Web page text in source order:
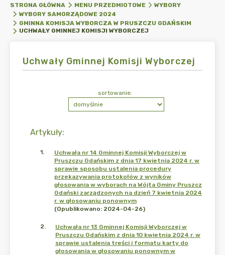
STRONA GŁÓWNA MENU PRZEDMIOTOWE
WYBORY
WYBORY SAMORZĄDOWE 2024
GMINNA KOMISJA WYBORCZA W PRUSZCZU GDAŃSKIM
UCHWAŁY GMINNEJ KOMISJI WYBORCZEJ
Uchwały Gminnej Komisji Wyborczej
Artykuły:
sortowanie:
1.
Uchwała nr 14 Gminnej Komisji Wyborczej w
Pruszczu Gdańskim z dnia 17 kwietnia 2024 r. w
sprawie sposobu ustalenia procedury
przekazywania protokołów z wyników
głosowania w wyborach na Wójta Gminy Pruszcz
Gdański zarządzonych na dzień 7 kwietnia 2024
r. w głosowaniu ponownym
(Opublikowano: 2024-04-26)
2.
Uchwała nr 13 Gminnej Komisji Wyborczej w
Pruszczu Gdańskim z dnia 10 kwietnia 2024 r. w
sprawie ustalenia treści i formatu karty do
głosowania w głosowaniu ponownym w